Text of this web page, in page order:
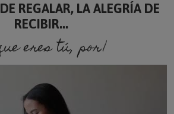
REGALAR, LA ALEGRÍA DE
RECIBIR...
eres tú, porque soy